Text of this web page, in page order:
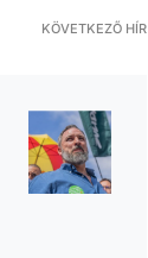
KÖVETKEZŐ HÍR